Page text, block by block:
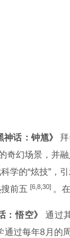
神话：钟馗》
奇幻场景，并
学的“炫技”，
前五 [6,8,30] 。
：悟空》通过
通过每年8月